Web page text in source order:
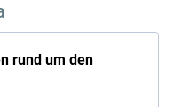
rund um den